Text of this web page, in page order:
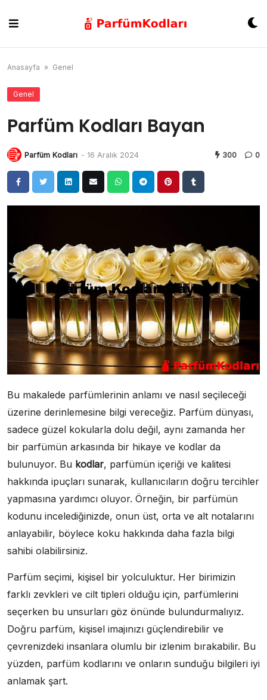
content
Anasayfa » Genel
Genel
Parfüm Kodları Bayan
Parfüm Kodları - 16 Aralık 2024 300 0
Bu makalede parfümlerinin anlamı ve nasıl seçileceği
üzerine derinlemesine bilgi vereceğiz. Parfüm dünyası,
sadece güzel kokularla dolu değil, aynı zamanda her
bir parfümün arkasında bir hikaye ve kodlar da
bulunuyor. Bu kodlar, parfümün içeriği ve kalitesi
hakkında ipuçları sunarak, kullanıcıların doğru tercihler
yapmasına yardımcı oluyor. Örneğin, bir parfümün
kodunu incelediğinizde, onun üst, orta ve alt notalarını
anlayabilir, böylece koku hakkında daha fazla bilgi
sahibi olabilirsiniz.
Parfüm seçimi, kişisel bir yolculuktur. Her birimizin
farklı zevkleri ve cilt tipleri olduğu için, parfümlerini
seçerken bu unsurları göz önünde bulundurmalıyız.
Doğru parfüm, kişisel imajınızı güçlendirebilir ve
çevrenizdeki insanlara olumlu bir izlenim bırakabilir. Bu
yüzden, parfüm kodlarını ve onların sunduğu bilgileri iyi
anlamak şart.